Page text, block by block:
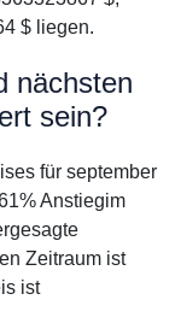
$ liegen.
nächsten
sein?
für september
Anstiegim
Zeitraum ist
ist